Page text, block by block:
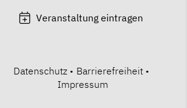
Veranstaltung eintragen
Datenschutz • Barrierefreiheit •
Impressum